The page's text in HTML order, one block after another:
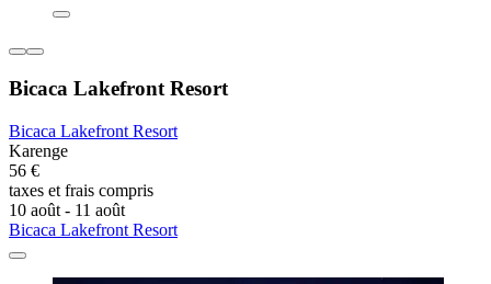
Bicaca Lakefront Resort
Bicaca Lakefront Resort
Karenge
56 €
taxes et frais compris
10 août - 11 août
Bicaca Lakefront Resort